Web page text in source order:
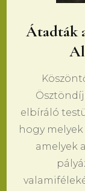
Átadták
elbíráló
hogy
amelyek